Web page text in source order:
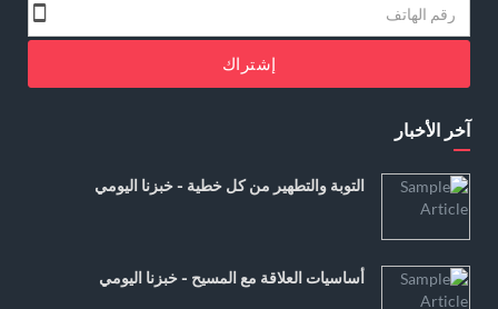
إشتراك
آخر الأخبار
التوبة والتطهير من كل خطية - خبزنا اليومي
أساسيات العلاقة مع المسيح - خبزنا اليومي